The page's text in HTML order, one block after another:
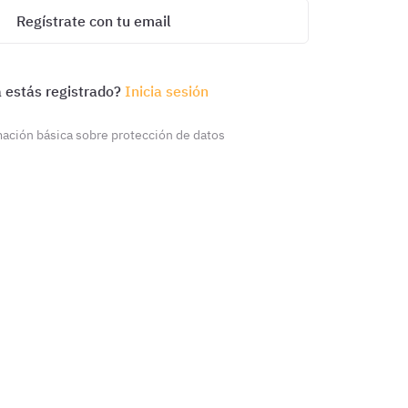
Regístrate con tu email
estás registrado? Inicia sesión
básica sobre protección de datos